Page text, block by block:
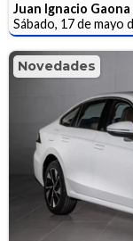
Juan Ignacio Gaona
Sábado, 17 de mayo
Novedades